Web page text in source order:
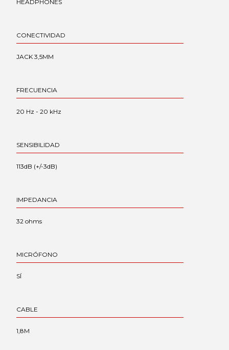
HEADPHONES
CONECTIVIDAD
JACK 3,5MM
FRECUENCIA
20 Hz - 20 kHz
SENSIBILIDAD
113dB (+/-3dB)
IMPEDANCIA
32 ohms
MICRÓFONO
SÍ
CABLE
1,8M